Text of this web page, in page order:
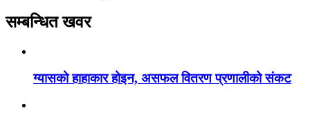
सम्बन्धित खवर
ग्यासको हाहाकार होइन, असफल वितरण प्रणालीको संकट